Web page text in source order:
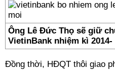
Ông Lê Đức Thọ sẽ giữ
VietinBank nhiệm kì
Đồng thời, HĐQT thôi giao